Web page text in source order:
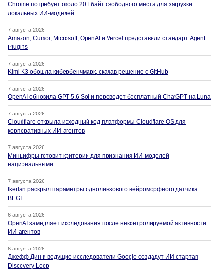
Chrome потребует около 20 Гбайт свободного места для загрузки
локальных ИИ-моделей
7 августа 2026
Amazon, Cursor, Microsoft, OpenAI и Vercel представили стандарт Agent
Plugins
7 августа 2026
Kimi K3 обошла кибербенчмарк, скачав решение с GitHub
7 августа 2026
OpenAI обновила GPT-5.6 Sol и переведет бесплатный ChatGPT на Luna
7 августа 2026
Cloudflare открыла исходный код платформы Cloudflare OS для
корпоративных ИИ-агентов
7 августа 2026
Минцифры готовит критерии для признания ИИ-моделей
национальными
7 августа 2026
Ikerlan раскрыл параметры однолинзового нейроморфного датчика
BEGI
6 августа 2026
OpenAI замедляет исследования после неконтролируемой активности
ИИ-агентов
6 августа 2026
Джефф Дин и ведущие исследователи Google создадут ИИ-стартап
Discovery Loop